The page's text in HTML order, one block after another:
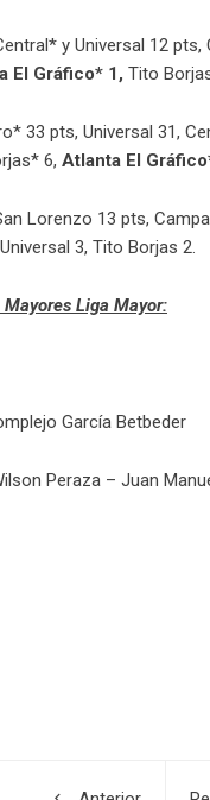
y Universal 12 pts,
El Gráfico* 1, Tito
33 pts, Universal 31,
6, Atlanta El
Lorenzo 13 pts,
3, Tito Borjas 2.
Liga Mayor:
García Betbeder
Peraza – Juan